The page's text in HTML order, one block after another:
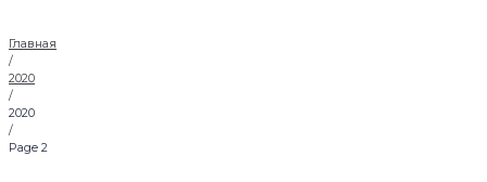
Главная
/
2020
/
2020
/
Page 2